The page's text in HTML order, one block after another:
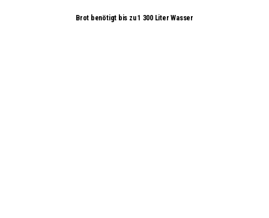
Brot benötigt bis zu 1 300 Liter Wasser